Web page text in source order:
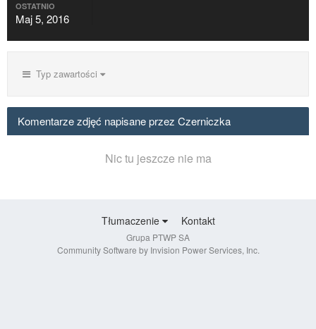
OSTATNIO
Maj 5, 2016
Typ zawartości
Komentarze zdjęć napisane przez Czerniczka
Nic tu jeszcze nie ma
Tłumaczenie Kontakt
Grupa PTWP SA
Community Software by Invision Power Services, Inc.